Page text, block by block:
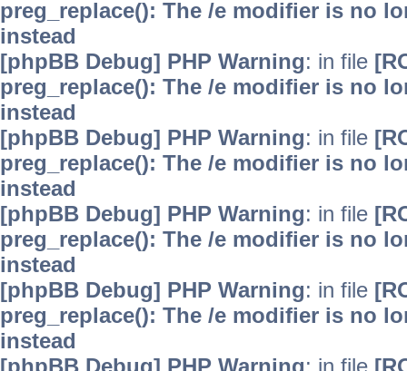
preg_replace(): The /e modifier is no
instead
[phpBB Debug] PHP Warning: in file
preg_replace(): The /e modifier is no
instead
[phpBB Debug] PHP Warning: in file
preg_replace(): The /e modifier is no
instead
[phpBB Debug] PHP Warning: in file
preg_replace(): The /e modifier is no
instead
[phpBB Debug] PHP Warning: in file
preg_replace(): The /e modifier is no
instead
[phpBB Debug] PHP Warning: in file